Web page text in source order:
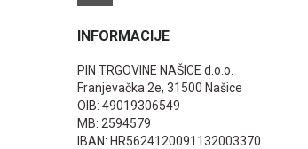
INFORMACIJE
PIN TRGOVINE NAŠICE d.o.o.
Franjevačka 2e, 31500 Našice
OIB: 49019306549
MB: 2594579
IBAN: HR5624120091132003370